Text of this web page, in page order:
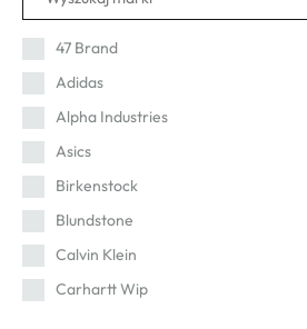
47 Brand
Adidas
Alpha Industries
Asics
Birkenstock
Blundstone
Calvin Klein
Carhartt Wip